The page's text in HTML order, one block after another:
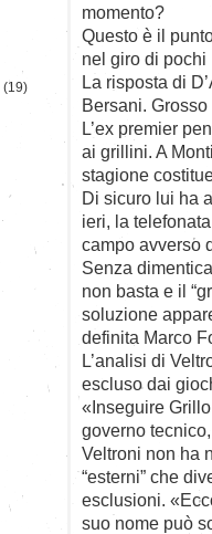
momento?
Questo è il
nel giro di pochi
La risposta di
Bersani.
L’ex premier
ai grillini. A
stagione
Di sicuro lui ha
ieri, la
campo avverso
Senza
non basta e il
soluzione
definita Marco
L’analisi di
escluso dai
«Inseguire
governo
Veltroni non ha
“esterni” che
esclusioni.
suo nome può
(19)